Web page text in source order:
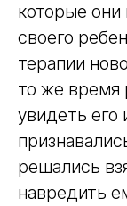
которые
своего
терапии
то же время
увидеть его
решались
навредить